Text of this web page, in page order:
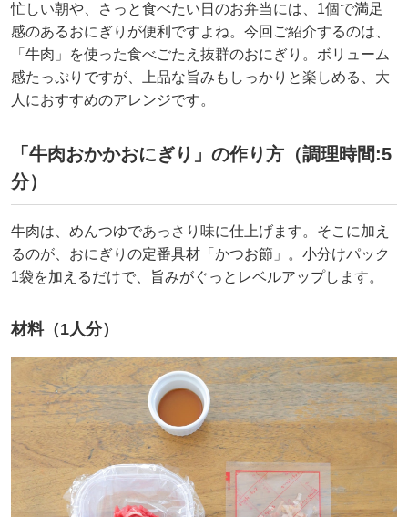
忙しい朝や、さっと食べたい日のお弁当には、1個で満足
感のあるおにぎりが便利ですよね。今回ご紹介するのは、
「牛肉」を使った食べごたえ抜群のおにぎり。ボリューム
感たっぷりですが、上品な旨みもしっかりと楽しめる、大
人におすすめのアレンジです。
「牛肉おかかおにぎり」の作り方（調理時間:5
分）
牛肉は、めんつゆであっさり味に仕上げます。そこに加え
るのが、おにぎりの定番具材「かつお節」。小分けパック
1袋を加えるだけで、旨みがぐっとレベルアップします。
材料（1人分）